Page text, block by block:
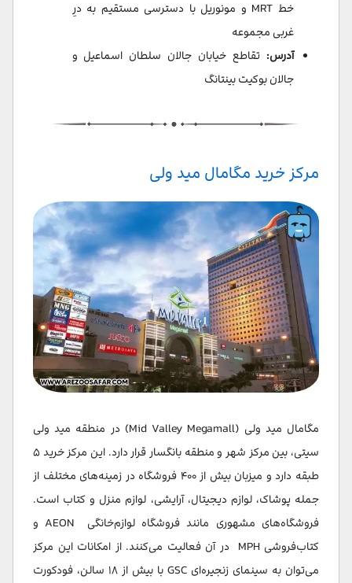
خط MRT و مونوریل با دسترسی مستقیم به درِ
غربی مجموعه
آدرس: تقاطع خیابان جالان سلطان اسماعیل و
جالان بوکیت بینتانگ
مرکز خرید مگامال مید ولی
مگامال مید ولی (Mid Valley Megamall) در منطقه مید ولی
سیتی، بین مرکز شهر و منطقه بانگسار قرار دارد. این مرکز خرید ۵
طبقه دارد و میزبان بیش از ۴۰۰ فروشگاه در زمینه‌های مختلف از
جمله پوشاک، لوازم دیجیتال، آرایشی، لوازم منزل و کتاب است.
فروشگاه‌های مشهوری مانند فروشگاه لوازم‌خانگی AEON و
کتاب‌فروشی MPH در آن فعالیت می‌کنند. از امکانات این مرکز
می‌توان به سینمای زنجیره‌ای GSC با بیش از ۱۸ سالن، فودکورت